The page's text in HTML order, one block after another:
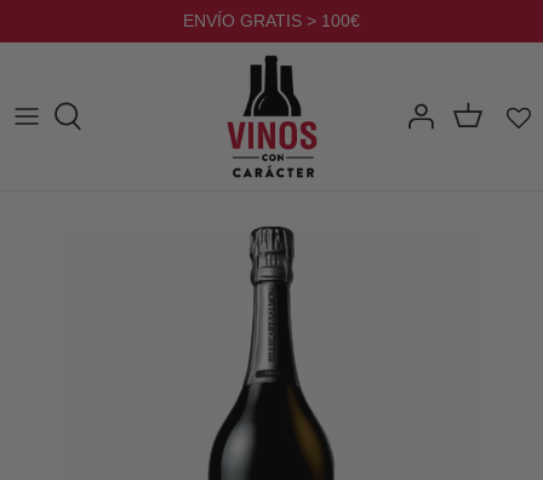
al
ENVÍO GRATIS > 100€